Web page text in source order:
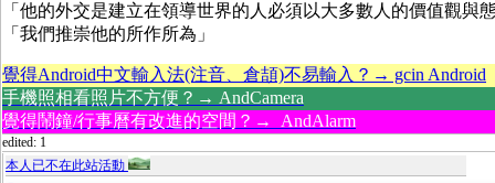
「他的外交是建立在領導世界的人必須以大多數人的價值觀與
「我們推崇他的所作所為」
覺得Android中文輸入法(注音、倉頡)不易輸入？→ gcin Android
手機照相看照片不方便？→ AndCamera
覺得鬧鐘/行事曆有改進的空間？→ AndAlarm
edited: 1
本人已不在此站活動